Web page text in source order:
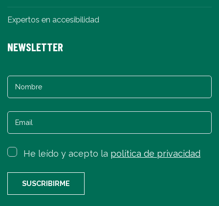
Expertos en accesibilidad
NEWSLETTER
He leído y acepto la política de privacidad